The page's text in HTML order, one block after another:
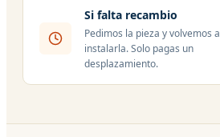
Si falta recambio
Pedimos la pieza y volvemos a
instalarla. Solo pagas un
desplazamiento.